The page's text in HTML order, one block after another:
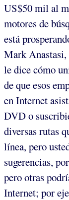
US$50 mil al
motores de
está
Mark Anastasi,
le dice cómo
de que esos
en Internet
DVD o
diversas rutas
línea, pero
sugerencias,
pero otras
Internet; por